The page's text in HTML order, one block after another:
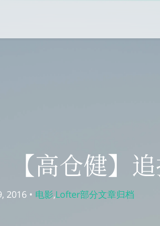
【高仓健】
2016 • 电影,Lofter部分文章归档